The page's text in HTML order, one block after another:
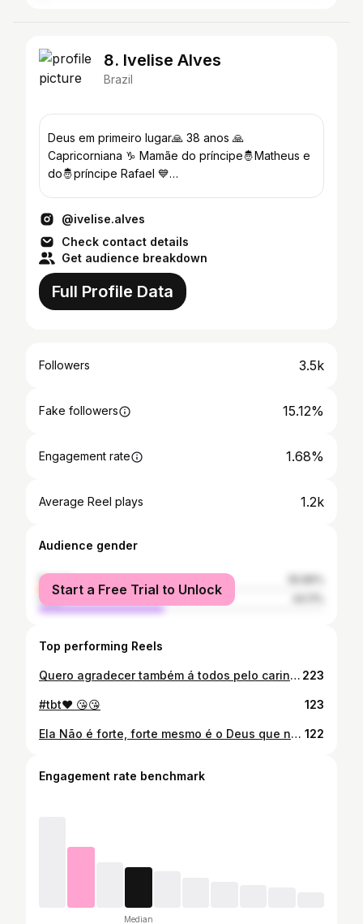
8. Ivelise Alves
Brazil
Deus em primeiro lugar🙏 38 anos 🙏
Capricorniana ♑ Mamãe do príncipe🤴Matheus e
do🤴príncipe Rafael 💙
@ivelise.alves
Check contact details
Get audience breakdown
Full Profile Data
Followers 3.5k
Fake followers 15.12%
Engagement rate 1.68%
Average Reel plays 1.2k
Audience gender
female
male
Start a Free Trial to Unlock
Top performing Reels
Quero agradecer também á todos pelo carinho ❤️ por todas as mensagens positivas que estou recebendo. Agradecer pela solidariedade dos meus amigos e da minha família.🙏🙏 Agradecemos de coração por tudo. Que Deus abençoe grandemente à todos. Obrigada pela empatia, obrigada a todos pela ajuda eu agradeço imensamente de coração. Obrigada Deus! 🙏🙏❤️❤️🤝🤝 223
#tbt❤️ 😘😘 123
Ela Não é forte, forte mesmo é o Deus que nela habita. 😍🙏 122
Engagement rate benchmark
Median